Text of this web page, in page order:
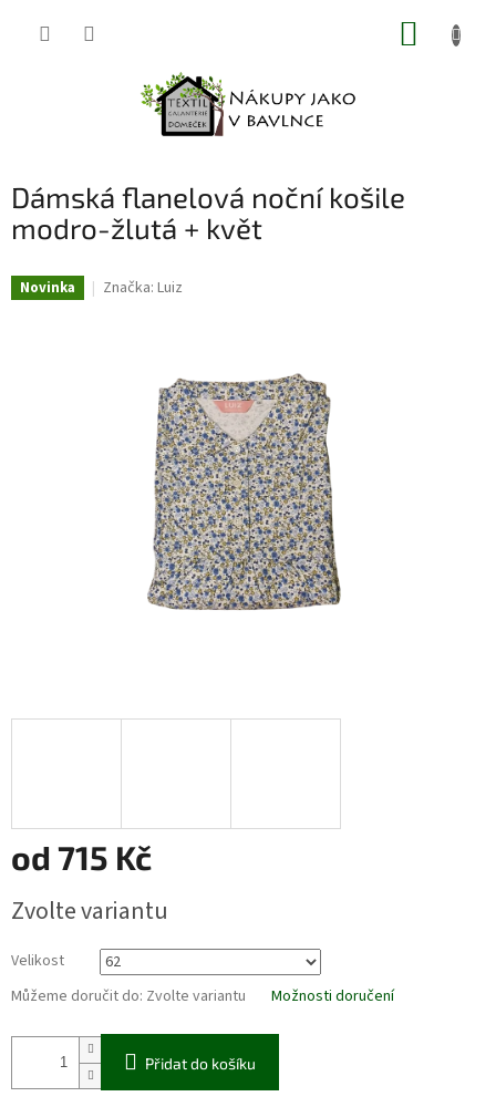
Dámská flanelová noční košile
modro-žlutá + květ
Novinka Značka: Luiz
od 715 Kč
cena:
Zvolte variantu
Velikost
Můžeme doručit do: Zvolte variantu Možnosti doručení
Přidat do košíku